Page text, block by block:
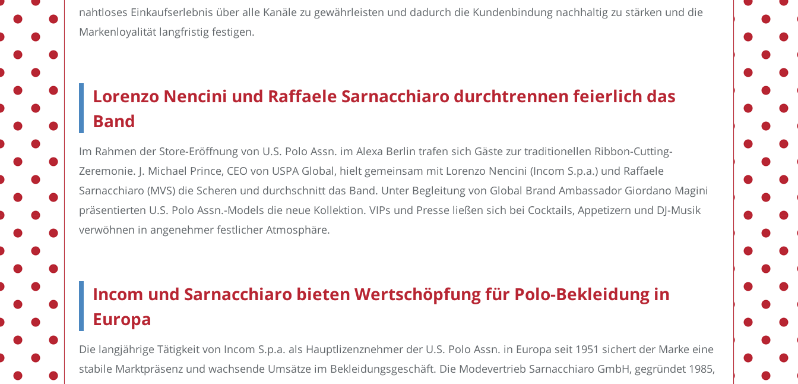
nahtloses Einkaufserlebnis über alle Kanäle zu gewährleisten und dadurch die Kundenbindung nachhaltig zu stärken und die
Markenloyalität langfristig festigen.
Lorenzo Nencini und Raffaele Sarnacchiaro durchtrennen feierlich das
Band
Im Rahmen der Store-Eröffnung von U.S. Polo Assn. im Alexa Berlin trafen sich Gäste zur traditionellen Ribbon-Cutting-
Zeremonie. J. Michael Prince, CEO von USPA Global, hielt gemeinsam mit Lorenzo Nencini (Incom S.p.a.) und Raffaele
Sarnacchiaro (MVS) die Scheren und durchschnitt das Band. Unter Begleitung von Global Brand Ambassador Giordano Magini
präsentierten U.S. Polo Assn.-Models die neue Kollektion. VIPs und Presse ließen sich bei Cocktails, Appetizern und DJ-Musik
verwöhnen in angenehmer festlicher Atmosphäre.
Incom und Sarnacchiaro bieten Wertschöpfung für Polo-Bekleidung in
Europa
Die langjährige Tätigkeit von Incom S.p.a. als Hauptlizenznehmer der U.S. Polo Assn. in Europa seit 1951 sichert der Marke eine
stabile Marktpräsenz und wachsende Umsätze im Bekleidungsgeschäft. Die Modevertrieb Sarnacchiaro GmbH, gegründet 1985,